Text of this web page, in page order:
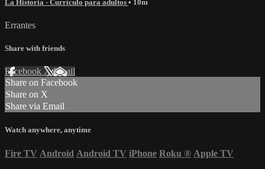
La Historia - Currículo para adultos • 10m
Errantes
Share with friends
Facebook XEmail
Share on Facebook
Share on X
Share via Email
Watch anywhere, anytime
Fire TV Android Android TV iPhone Roku ® Apple TV